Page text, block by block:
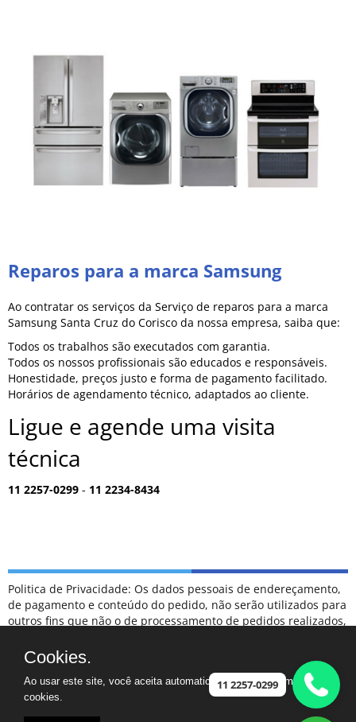
Reparos para a marca Samsung
Ao contratar os serviços da Serviço de reparos para a marca
Samsung Santa Cruz do Corisco da nossa empresa, saiba que:
Todos os trabalhos são executados com garantia.
Todos os nossos profissionais são educados e responsáveis.
Honestidade, preços justo e forma de pagamento facilitado.
Horários de agendamento técnico, adaptados ao cliente.
Ligue e agende uma visita
técnica
11 2257-0299 - 11 2234-8434
Politica de Privacidade: Os dados pessoais de endereçamento,
de pagamento e conteúdo do pedido, não serão utilizados para
outros fins que não o de processamento de pedidos realizados,
para terceiros em hipótese alguma.
ESCLARECIMENTOS: NÃO FAZEMOS PARTE DA RELAÇÃO DE
POSTOS DE ATENDIMENTO CREDENCIADOS COMO
AUTORIZADOS DA MARCA SAMSUNG.
CASO TENHA UM ELETRODOMÉSTICO FORA DA GARANTIA,
11 2257-0299
Cookies.
Ao usar este site, você aceita automaticamente que usamos
cookies.